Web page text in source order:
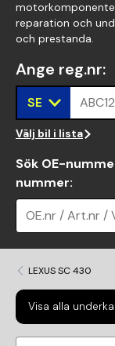
reparation och
och prestanda.
Ange reg.nr:
SE
Välj bil i lista
Sök OE-
nummer:
OE.nr / Art.nr /
LEXUS SC 430
Visa alla